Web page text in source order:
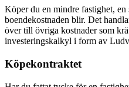
Köper du en mindre fastighet,
boendekostnaden blir. Det
över till övriga kostnader som
investeringskalkyl i form av
Köpekontraktet